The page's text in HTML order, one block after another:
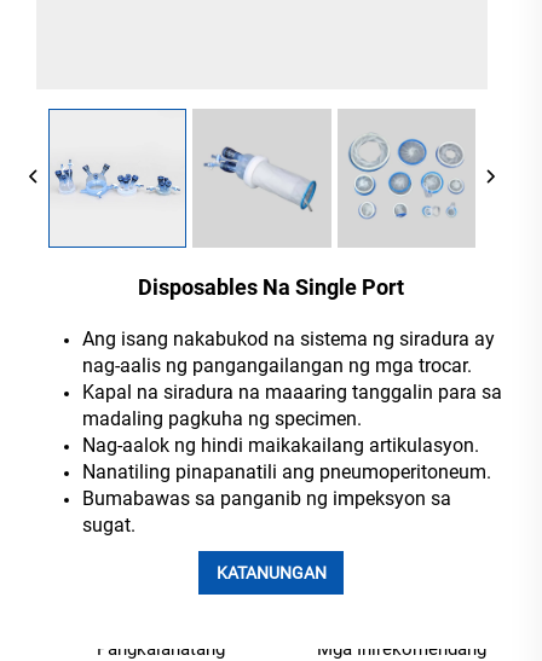
Disposables Na Single Port
Ang isang nakabukod na sistema ng siradura ay
nag-aalis ng pangangailangan ng mga trocar.
Kapal na siradura na maaaring tanggalin para sa
madaling pagkuha ng specimen.
Nag-aalok ng hindi maikakailang artikulasyon.
Nanatiling pinapanatili ang pneumoperitoneum.
Bumabawas sa panganib ng impeksyon sa
sugat.
KATANUNGAN
Pangkalahatang Mga Inirekomendang